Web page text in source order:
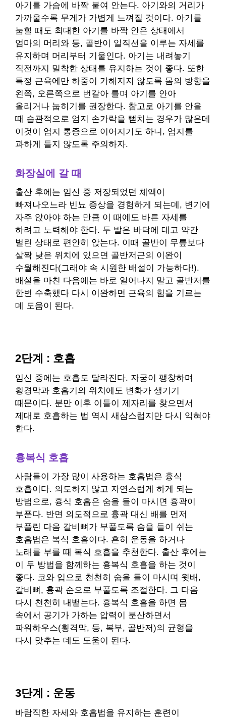
아기를 가슴에 바짝 붙여 안는다. 아기와의 거리가
가까울수록 무게가 가볍게 느껴질 것이다. 아기를
눕힐 때도 최대한 아기를 바짝 안은 상태에서
엄마의 머리와 등, 골반이 일직선을 이루는 자세를
유지하며 머리부터 기울인다. 아기는 내려놓기
직전까지 밀착한 상태를 유지하는 것이 좋다. 또한
특정 근육에만 하중이 가해지지 않도록 몸의 방향을
왼쪽, 오른쪽으로 번갈아 틀며 아기를 안아
올리거나 눕히기를 권장한다. 참고로 아기를 안을
때 습관적으로 엄지 손가락을 뻗치는 경우가 많은데
이것이 엄지 통증으로 이어지기도 하니, 엄지를
과하게 들지 않도록 주의하자.
화장실에 갈 때
출산 후에는 임신 중 저장되었던 체액이
빠져나오느라 빈뇨 증상을 경험하게 되는데, 변기에
자주 앉아야 하는 만큼 이 때에도 바른 자세를
하려고 노력해야 한다. 두 발은 바닥에 대고 약간
벌린 상태로 편안히 앉는다. 이때 골반이 무릎보다
살짝 낮은 위치에 있으면 골반저근의 이완이
수월해진다(그래야 속 시원한 배설이 가능하다!).
배설을 마친 다음에는 바로 일어나지 말고 골반저를
한번 수축했다 다시 이완하면 근육의 힘을 기르는
데 도움이 된다.
2단계 : 호흡
임신 중에는 호흡도 달라진다. 자궁이 팽창하며
횡경막과 호흡기의 위치에도 변화가 생기기
때문이다. 분만 이후 이들이 제자리를 찾으면서
제대로 호흡하는 법 역시 새삼스럽지만 다시 익혀야
한다.
흉복식 호흡
사람들이 가장 많이 사용하는 호흡법은 흉식
호흡이다. 의도하지 않고 자연스럽게 하게 되는
방법으로, 흉식 호흡은 숨을 들이 마시면 흉곽이
부푼다. 반면 의도적으로 흉곽 대신 배를 먼저
부풀린 다음 갈비뼈가 부풀도록 숨을 들이 쉬는
호흡법은 복식 호흡이다. 흔히 운동을 하거나
노래를 부를 때 복식 호흡을 추천한다. 출산 후에는
이 두 방법을 함께하는 흉복식 호흡을 하는 것이
좋다. 코와 입으로 천천히 숨을 들이 마시며 윗배,
갈비뼈, 흉곽 순으로 부풀도록 조절한다. 그 다음
다시 천천히 내뱉는다. 흉복식 호흡을 하면 몸
속에서 공기가 가하는 압력이 분산하면서
파워하우스(횡격막, 등, 복부, 골반저)의 균형을
다시 맞추는 데도 도움이 된다.
3단계 : 운동
바람직한 자세와 호흡법을 유지하는 훈련이